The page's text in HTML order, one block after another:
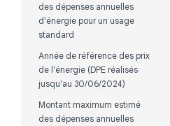
des dépenses annuelles
d'énergie pour un usage
standard
Année de référence des prix
de l'énergie (DPE réalisés
jusqu'au 30/06/2024)
Montant maximum estimé
des dépenses annuelles